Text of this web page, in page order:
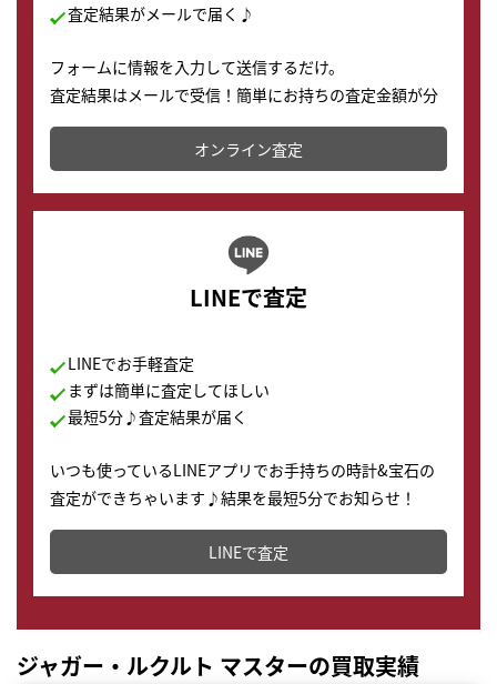
査定結果がメールで届く♪
フォームに情報を入力して送信するだけ。
査定結果はメールで受信！簡単にお持ちの査定金額が分
かります。
オンライン査定
LINEで査定
LINEでお手軽査定
まずは簡単に査定してほしい
最短5分♪査定結果が届く
いつも使っているLINEアプリでお手持ちの時計&宝石の
査定ができちゃいます♪結果を最短5分でお知らせ！
どこからでもすぐに査定金額を知ることが出来ます。
LINEで査定
ジャガー・ルクルト マスターの買取実績